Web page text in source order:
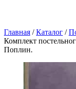
Главная / Каталог /
Комплект
Поплин.